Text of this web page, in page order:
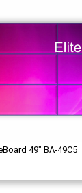
49" BA-49C5